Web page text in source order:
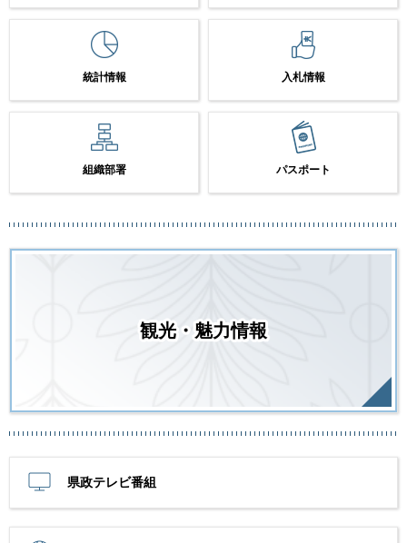
統計情報 入札情報
組織部署 パスポート
観光・魅力情報
県政テレビ番組